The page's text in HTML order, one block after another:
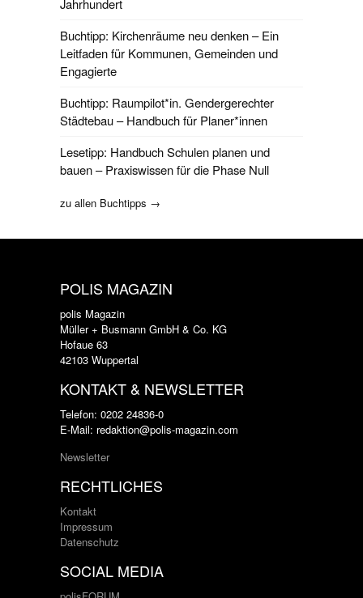
Jahrhundert
Buchtipp: Kirchenräume neu denken – Ein
Leitfaden für Kommunen, Gemeinden und
Engagierte
Buchtipp: Raumpilot*in. Gendergerechter
Städtebau – Handbuch für Planer*innen
Lesetipp: Handbuch Schulen planen und
bauen – Praxiswissen für die Phase Null
zu allen Buchtipps →
POLIS MAGAZIN
polis Magazin
Müller + Busmann GmbH & Co. KG
Hofaue 63
42103 Wuppertal
KONTAKT & NEWSLETTER
Telefon: 0202 24836-0
E-Mail: redaktion@polis-magazin.com
Newsletter
RECHTLICHES
Kontakt
Impressum
Datenschutz
SOCIAL MEDIA